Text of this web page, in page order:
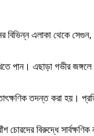
বিভিন্ন এলাকা থেকে
পান। এছাড়া গভীর
তদন্ত করা হয়।
বিরুদ্ধে সার্বক্ষণিক